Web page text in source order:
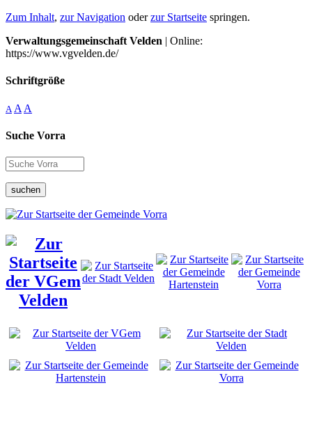
Zum Inhalt, zur Navigation oderzur Startseite springen.
Verwaltungsgemeinschaft Velden | Online:
https://www.vgvelden.de/
Schriftgröße
A A A
Suche Vorra
suchen